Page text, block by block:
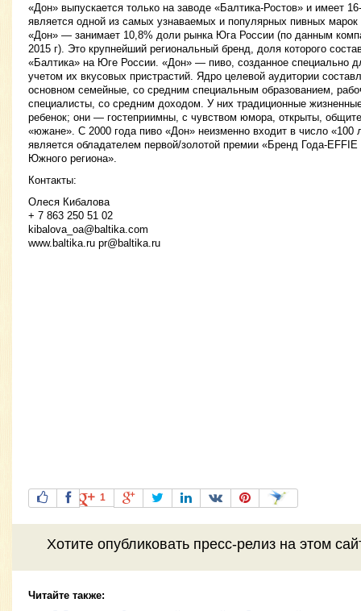
«Дон» выпускается только на заводе «Балтика-Ростов» и имеет
является одной из самых узнаваемых и популярных пивных
«Дон» — занимает 10,8% доли рынка Юга России (по данным
2015 г). Это крупнейший региональный бренд, доля которого
«Балтика» на Юге России. «Дон» — пиво, созданное специально
учетом их вкусовых пристрастий. Ядро целевой аудитории
основном семейные, со средним специальным образованием,
специалисты, со средним доходом. У них традиционные
ребенок; они — гостеприимны, с чувством юмора, открыты,
«южане». С 2000 года пиво «Дон» неизменно входит в число «100
является обладателем первой/золотой премии «Бренд Года-
Южного региона».
Контакты:
Олеся Кибалова
+ 7 863 250 51 02
kibalova_oa@baltika.com
www.baltika.ru pr@baltika.ru
1
Хотите опубликовать пресс-релизна этом
Читайте также: